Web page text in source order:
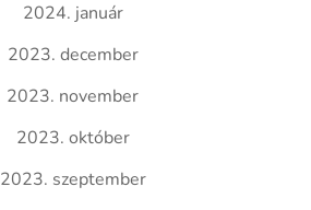
2024. január
2023. december
2023. november
2023. október
2023. szeptember